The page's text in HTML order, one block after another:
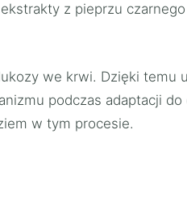
z pieprzu
we krwi. Dzięki temu
podczas adaptacji
w tym procesie.